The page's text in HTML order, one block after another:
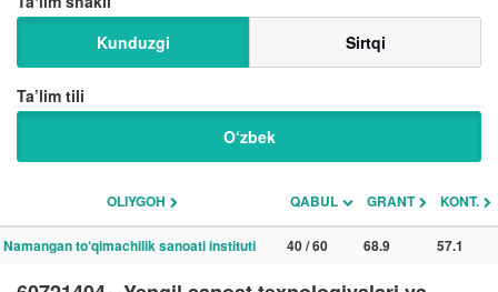
Kunduzgi
Sirtqi
Ta’lim tili
O‘zbek
OLIYGOH QABUL GRANT KONT.
Namangan to‘qimachilik sanoati instituti 40 / 60 68.9 57.1